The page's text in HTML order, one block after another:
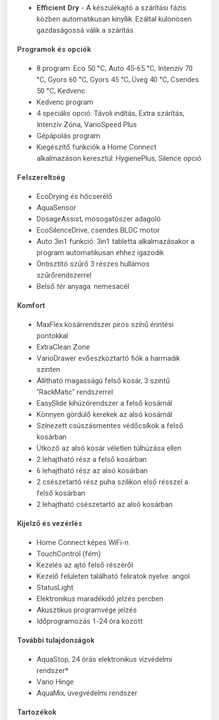
Efficient Dry - A készülékajtó a szárítási fázis
közben automatikusan kinyílik. Ezáltal különösen
gazdaságossá válik a szárítás.
Programok és opciók
8 program: Eco 50 °C, Auto 45-65 °C, Intenzív 70
°C, Gyors 60 °C, Gyors 45 °C, Üveg 40 °C, Csendes
50 °C, Kedvenc
Kedvenc program
4 speciális opció: Távoli indítás, Extra szárítás,
Intenzív Zóna, VarioSpeed Plus
Gépápolás program
Kiegészítő funkciók a Home Connect
alkalmazáson keresztül: HygienePlus, Silence opció
Felszereltség
EcoDrying és hőcserélő
AquaSensor
DosageAssist, mosogatószer adagoló
EcoSilenceDrive, csendes BLDC motor
Auto 3in1 funkció: 3in1 tabletta alkalmazásakor a
program automatikusan ehhez igazodik
Öntisztító szűrő 3 részes hullámos
szűrőrendszerrel
Belső tér anyaga: nemesacél
Komfort
MaxFlex kosárrendszer piros színű érintési
pontokkal
ExtraClean Zone
VarioDrawer evőeszköztartó fiók a harmadik
szinten
Állítható magasságú felső kosár, 3 szintű
"RackMatic" rendszerrel
EasySlide kihúzórendszer a felső kosárnál
Könnyen gördülő kerekek az alsó kosárnál
Színezett csúszásmentes védőcsíkok a felső
kosárban
Ütköző az alsó kosár véletlen túlhúzása ellen
2 lehajtható rész a felső kosárban
6 lehajtható rész az alsó kosárban
2 csészetartó rész puha szilikon első résszel a
felső kosárban
2 lehajtható csészetartó az alsó kosárban
Kijelző és vezérlés
Home Connect képes WiFi-n.
TouchControl (fém)
Kezelés az ajtó felső részéről
Kezelő felületen található feliratok nyelve: angol
StatusLight
Elektronikus maradékidő jelzés percben
Akusztikus programvége jelzés
Időprogramozás 1-24 óra között
További tulajdonságok
AquaStop, 24 órás elektronikus vízvédelmi
rendszer*
Vario Hinge
AquaMix, üvegvédelmi rendszer
Tartozékok